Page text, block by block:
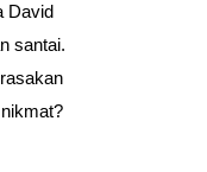
David
santai.